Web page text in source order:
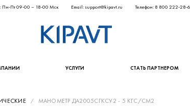
Пн-Пт 09-00 – 18-00 Мск Email: support@kipavt.ru Телефон: 8 800 222-28-
УСЛУГИ СТАТЬ ПАРТНЕРОМ
МАНОМЕТР ДА2005СГКСУ2 - 5 КГС/СМ2